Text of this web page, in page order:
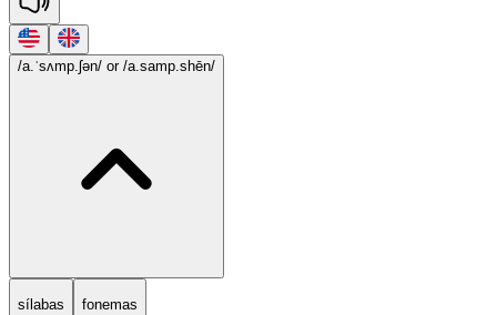
/a.ˈsʌmp.ʃən/ or /a.samp.shēn/
sílabas fonemas